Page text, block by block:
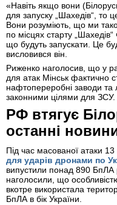
«Навіть якщо вони
для запуску „Шахедів“, то
Вони розуміють, що ми
по місцях старту
що будуть запускати. Це
висловився він.
Риженко наголосив, що у
для атак Мінськ фактично
нафтопереробні заводи та
законними цілями для ЗСУ.
РФ втягує
останні
Під час масованої атаки 13
для ударів дронами по
випустили понад 890 БпЛА
наголосили, що
вкотре використала
БпЛА в бік України.